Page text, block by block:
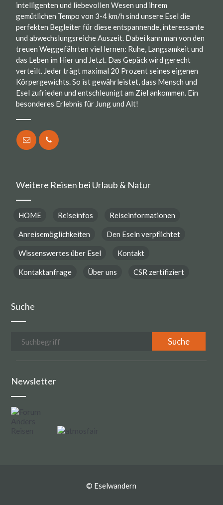
intelligenten und liebevollen Wesen und ihrem
gemütlichen Tempo von 3-4 km/h sind unsere Esel die
perfekten Begleiter für diese entspannende, interessante
und abwechslungsreiche Auszeit. Dabei kann man von den
treuen Weggefährten viel lernen: Ruhe, Langsamkeit und
das Leben im Hier und Jetzt. Das Gepäck wird gerecht
verteilt. Jeder trägt maximal 20 Prozent seines eigenen
Körpergewichts. So ist gewährleistet, dass Mensch und
Esel zufrieden und entschleunigt am Ziel ankommen. Ein
besonderes Erlebnis für Jung und Alt!
Weitere Reisen bei Urlaub & Natur
HOME Reiseinfos Reiseinformationen
Anreisemöglichkeiten Den Eseln verpflichtet
Wissenswertes über Esel Kontakt
Kontaktanfrage Über uns CSR zertifiziert
Suche
Newsletter
© Eselwandern